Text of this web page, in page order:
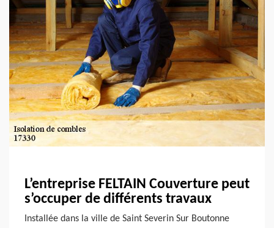
L’entreprise FELTAIN Couverture peut
s’occuper de différents travaux
Installée dans la ville de Saint Severin Sur Boutonne